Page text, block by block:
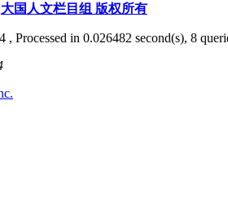
大国人文栏目组 版权所有
, Processed in 0.026482 second(s), 8